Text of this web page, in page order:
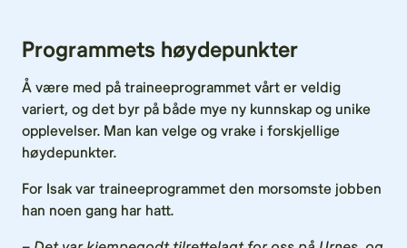
Programmets høydepunkter
Å være med på traineeprogrammet vårt er veldig
variert, og det byr på både mye ny kunnskap og unike
opplevelser. Man kan velge og vrake i forskjellige
høydepunkter.
For Isak var traineeprogrammet den morsomste jobben
han noen gang har hatt.